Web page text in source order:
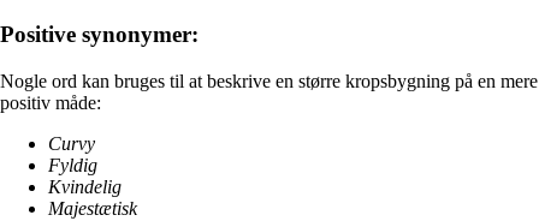
Positive synonymer:
Nogle ord kan bruges til at beskrive en større kropsbygning på en mere
positiv måde:
Curvy
Fyldig
Kvindelig
Majestætisk